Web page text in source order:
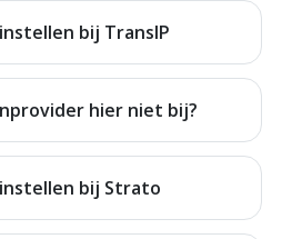
bij TransIP
hier niet bij?
bij Strato